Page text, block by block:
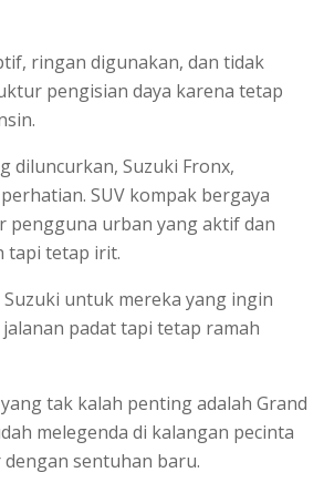
ringan digunakan, dan tidak
pengisian daya karena tetap
diluncurkan, Suzuki Fronx,
SUV kompak bergaya
pengguna urban yang aktif dan
tapi tetap irit.
Suzuki untuk mereka yang ingin
padat tapi tetap ramah
tak kalah penting adalah Grand
melegenda di kalangan pecinta
dengan sentuhan baru.